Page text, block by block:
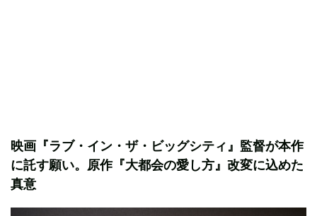
映画『ラブ・イン・ザ・ビッグシティ』監督が本作
に託す願い。原作『大都会の愛し方』改変に込めた
真意